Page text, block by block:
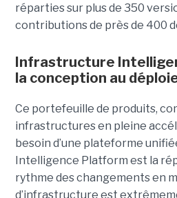
réparties sur plus de 350
contributions de près de 400
Infrastructure
la conception au
Ce portefeuille de produits,
infrastructures en pleine
besoin d’une plateforme
Intelligence Platform est la
rythme des changements en
d’infrastructure est